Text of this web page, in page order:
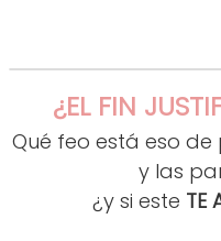
¿EL FIN
Qué feo está eso
y las
¿y si este TE